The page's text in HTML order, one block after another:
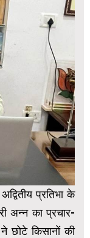
प्रतिभा के
अन्न का प्रचार-
छोटे किसानों की